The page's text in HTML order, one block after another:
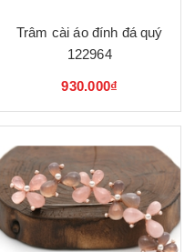
Trâm cài áo đính đá quý
122964
930.000₫